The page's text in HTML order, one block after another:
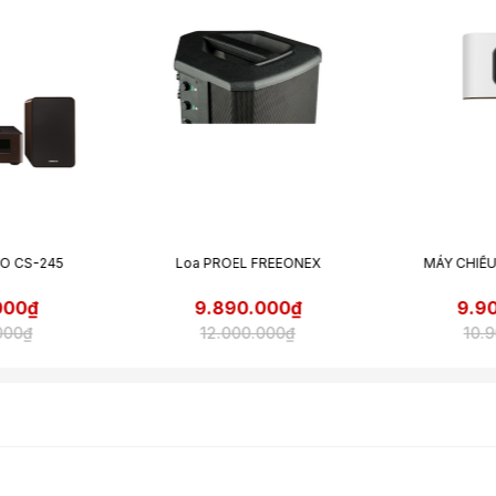
tai nghe được đặt ở phía trước máy,cắm 1 chiếc tai nghe và
mà không bị làm phiền bởi những âm thanh không gian
gồm có loa hình nón 10 cm, loa tweeter vòm cân bằng 20
để ngăn tình trạng sóng đứng nội bộ, làm ảnh hưởng đến
MÁY CHIẾU MINI BENQ GV1
9.900.000₫
10.900.000₫